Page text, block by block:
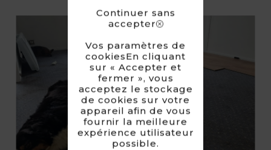
Continuer sans
accepter
Vos paramètres de
cookiesEn cliquant
sur « Accepter et
fermer », vous
acceptez le stockage
de cookies sur votre
appareil afin de vous
fournir la meilleure
expérience utilisateur
possible.